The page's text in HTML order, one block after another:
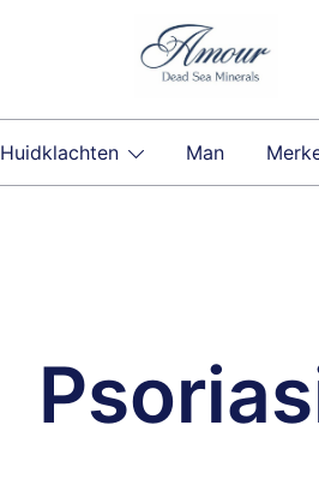
Huidklachten Man